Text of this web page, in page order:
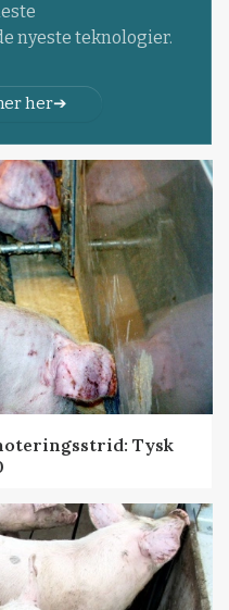
nyeste teknologier.
her
Tysk